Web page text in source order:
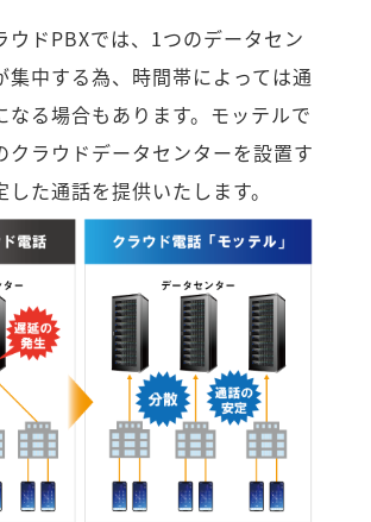
ウドPBXでは、1つのデータセン
集中する為、時間帯によっては通
なる場合もあります。モッテルで
クラウドデータセンターを設置す
した通話を提供いたします。